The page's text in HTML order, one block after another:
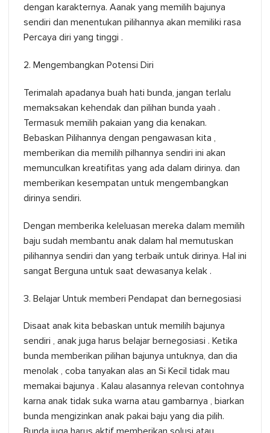
dengan karakternya. Aanak yang memilih bajunya
sendiri dan menentukan pilihannya akan memiliki rasa
Percaya diri yang tinggi .
2. Mengembangkan Potensi Diri
Terimalah apadanya buah hati bunda, jangan terlalu
memaksakan kehendak dan pilihan bunda yaah .
Termasuk memilih pakaian yang dia kenakan.
Bebaskan Pilihannya dengan pengawasan kita ,
memberikan dia memilih pilhannya sendiri ini akan
memunculkan kreatifitas yang ada dalam dirinya. dan
memberikan kesempatan untuk mengembangkan
dirinya sendiri.
Dengan memberika keleluasan mereka dalam memilih
baju sudah membantu anak dalam hal memutuskan
pilihannya sendiri dan yang terbaik untuk dirinya. Hal ini
sangat Berguna untuk saat dewasanya kelak .
3. Belajar Untuk memberi Pendapat dan bernegosiasi
Disaat anak kita bebaskan untuk memilih bajunya
sendiri , anak juga harus belajar bernegosiasi . Ketika
bunda memberikan pilihan bajunya untuknya, dan dia
menolak , coba tanyakan alas an Si Kecil tidak mau
memakai bajunya . Kalau alasannya relevan contohnya
karna anak tidak suka warna atau gambarnya , biarkan
bunda mengizinkan anak pakai baju yang dia pilih.